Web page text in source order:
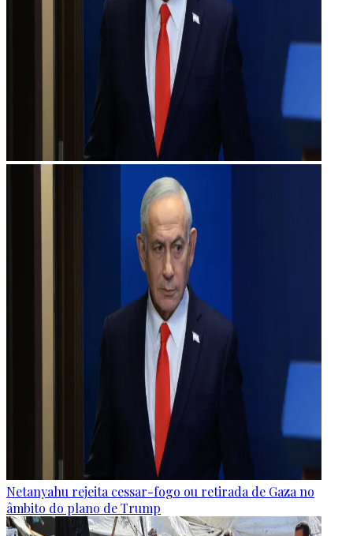
Netanyahu rejeita cessar-fogo ou retirada de Gaza no
âmbito do plano de Trump